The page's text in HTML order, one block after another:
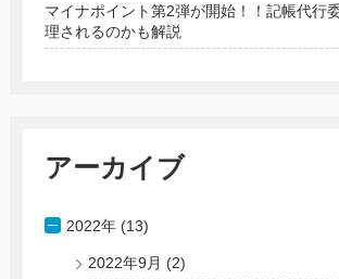
マイナポイント第2弾が開始！！記帳代行
理されるのかも解説
アーカイブ
2022年 (13)
2022年9月 (2)